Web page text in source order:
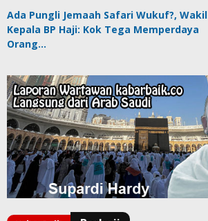
Ada Pungli Jemaah Safari Wukuf?, Wakil
Kepala BP Haji: Kok Tega Memperdaya
Orang…